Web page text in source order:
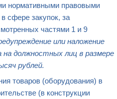
нормативными правовыми
сфере закупок, за
частями 1 и 9
или наложение
должностных лиц в размере
рублей.
товаров (оборудования) в
(в конструкции